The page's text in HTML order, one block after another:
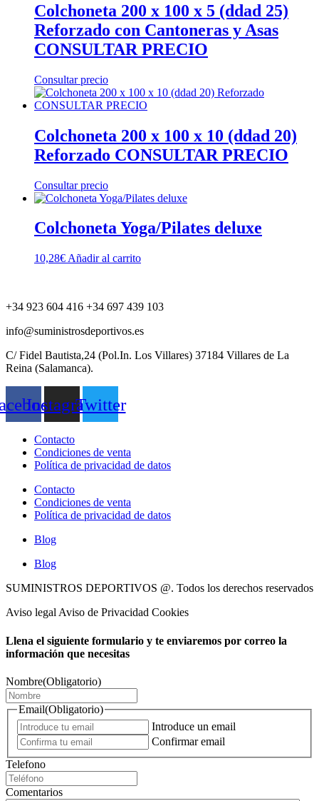
Colchoneta 200 x 100 x 5 (ddad 25)
Reforzado con Cantoneras y Asas
CONSULTAR PRECIO
Consultar precio
Colchoneta 200 x 100 x 10 (ddad 20)
Reforzado CONSULTAR PRECIO
Consultar precio
Colchoneta Yoga/Pilates deluxe
10,28€ Añadir al carrito
+34 923 604 416 +34 697 439 103
info@suministrosdeportivos.es
C/ Fidel Bautista,24 (Pol.In. Los Villares) 37184 Villares de La
Reina (Salamanca).
InstagramTwitter
Contacto
Condiciones de venta
Política de privacidad de datos
Contacto
Condiciones de venta
Política de privacidad de datos
Blog
Blog
SUMINISTROS DEPORTIVOS @. Todos los derechos reservados
Aviso legal Aviso de Privacidad Cookies
Llena el siguiente formulario y te enviaremos por correo la
información que necesitas
Nombre(Obligatorio)
Email(Obligatorio)
Introduce un email
Confirmar email
Telefono
Comentarios